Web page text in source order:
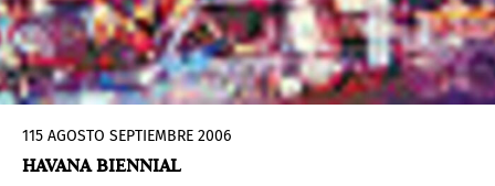
115 AGOSTO SEPTIEMBRE 2006
HAVANA BIENNIAL